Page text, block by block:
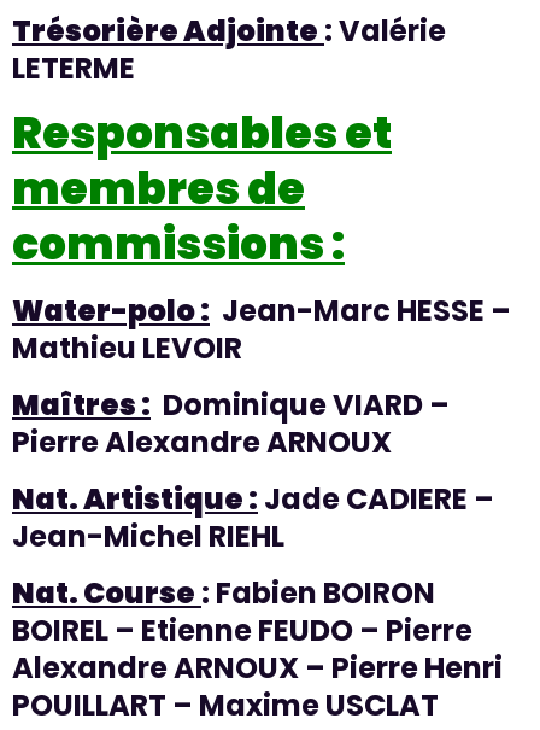
Trésorière Adjointe : Valérie
LETERME
Responsables et
membres de
commissions :
Water-polo : Jean-Marc HESSE –
Mathieu LEVOIR
Maîtres : Dominique VIARD –
Pierre Alexandre ARNOUX
Nat. Artistique : Jade CADIERE –
Jean-Michel RIEHL
Nat. Course : Fabien BOIRON
BOIREL – Etienne FEUDO – Pierre
Alexandre ARNOUX – Pierre Henri
POUILLART – Maxime USCLAT